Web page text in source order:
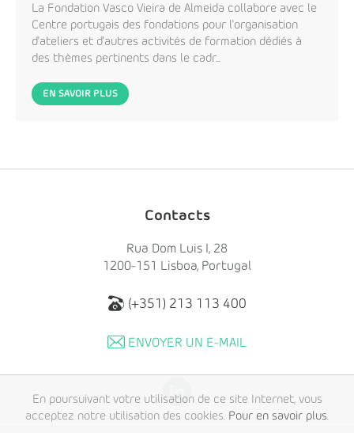
La Fondation Vasco Vieira de Almeida collabore avec le
Centre portugais des fondations pour l'organisation
d'ateliers et d'autres activités de formation dédiés à
des thèmes pertinents dans le cadr...
EN SAVOIR PLUS
Contacts
Rua Dom Luis I, 28
1200-151 Lisboa, Portugal
(+351) 213 113 400
ENVOYER UN E-MAIL
En poursuivant votre utilisation de ce site Internet, vous
acceptez notre utilisation des cookies. Pour en savoir plus.